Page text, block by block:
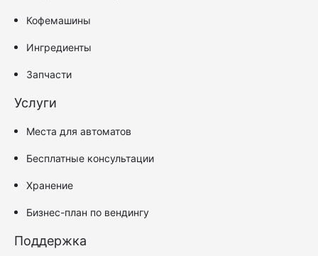
Кофемашины
Ингредиенты
Запчасти
Услуги
Места для автоматов
Бесплатные консультации
Хранение
Бизнес-план по вендингу
Поддержка